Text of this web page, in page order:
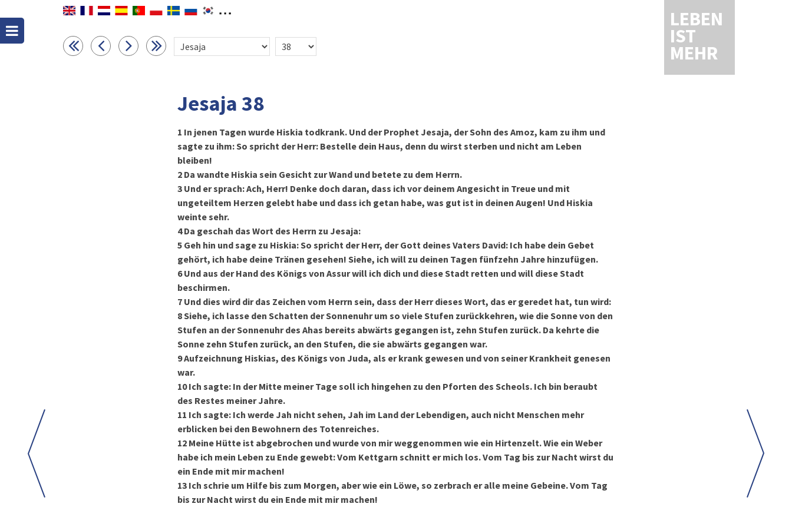
LEBEN
IST
MEHR
Jesaja 38
1 In jenen Tagen wurde Hiskia todkrank. Und der Prophet Jesaja, der Sohn des Amoz, kam zu ihm und
sagte zu ihm: So spricht der Herr: Bestelle dein Haus, denn du wirst sterben und nicht am Leben
bleiben!
2 Da wandte Hiskia sein Gesicht zur Wand und betete zu dem Herrn.
3 Und er sprach: Ach, Herr! Denke doch daran, dass ich vor deinem Angesicht in Treue und mit
ungeteiltem Herzen gelebt habe und dass ich getan habe, was gut ist in deinen Augen! Und Hiskia
weinte sehr.
4Da geschah das Wort des Herrn zu Jesaja:
5 Geh hin und sage zu Hiskia: So spricht der Herr, der Gott deines Vaters David: Ich habe dein Gebet
gehört, ich habe deine Tränen gesehen! Siehe, ich will zu deinen Tagen fünfzehn Jahre hinzufügen.
6Und aus der Hand des Königs von Assur will ich dich und diese Stadt retten und will diese Stadt
beschirmen.
7 Und dies wird dir das Zeichen vom Herrn sein, dass der Herr dieses Wort, das er geredet hat, tun wird:
8Siehe, ich lasse den Schatten der Sonnenuhr um so viele Stufen zurückkehren, wie die Sonne von den
Stufen an der Sonnenuhr des Ahas bereits abwärts gegangen ist, zehn Stufen zurück. Da kehrte die
Sonne zehn Stufen zurück, an den Stufen, die sie abwärts gegangen war.
9Aufzeichnung Hiskias, des Königs von Juda, als er krank gewesen und von seiner Krankheit genesen
war.
10Ich sagte: In der Mitte meiner Tage soll ich hingehen zu den Pforten des Scheols. Ich bin beraubt
des Restes meiner Jahre.
11 Ich sagte: Ich werde Jah nicht sehen, Jah im Land der Lebendigen, auch nicht Menschen mehr
erblicken bei den Bewohnern des Totenreiches.
12 Meine Hütte ist abgebrochen und wurde von mir weggenommen wie ein Hirtenzelt. Wie ein Weber
habe ich mein Leben zu Ende gewebt: Vom Kettgarn schnitt er mich los. Vom Tag bis zur Nacht wirst du
ein Ende mit mir machen!
13 Ich schrie um Hilfe bis zum Morgen, aber wie ein Löwe, so zerbrach er alle meine Gebeine. Vom Tag
bis zur Nacht wirst du ein Ende mit mir machen!